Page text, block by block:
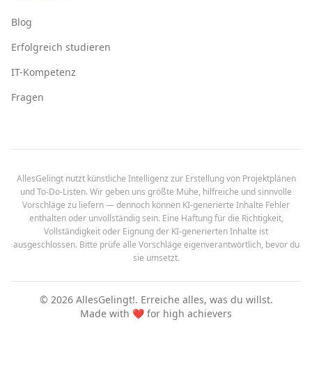
Blog
Erfolgreich studieren
IT-Kompetenz
Fragen
AllesGelingt nutzt künstliche Intelligenz zur Erstellung von Projektplänen
und To-Do-Listen. Wir geben uns größte Mühe, hilfreiche und sinnvolle
Vorschläge zu liefern — dennoch können KI-generierte Inhalte Fehler
enthalten oder unvollständig sein. Eine Haftung für die Richtigkeit,
Vollständigkeit oder Eignung der KI-generierten Inhalte ist
ausgeschlossen. Bitte prüfe alle Vorschläge eigenverantwortlich, bevor du
sie umsetzt.
© 2026AllesGelingt!. Erreiche alles, was du willst.
Made with ❤️ for high achievers